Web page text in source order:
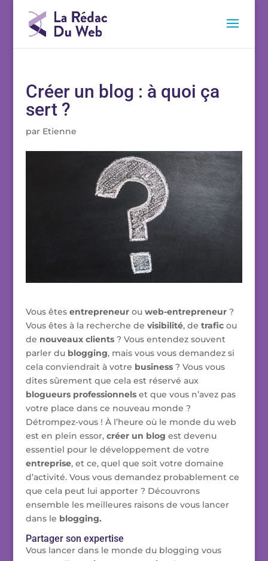
Créer un blog : à quoi ça
sert ?
par Etienne
Vous êtes entrepreneurou web-entrepreneur?
Vous êtes à la recherche de visibilité, de traficou
de nouveaux clients? Vous entendez souvent
parler du blogging, mais vous vous demandez si
cela conviendrait à votre business? Vous vous
dites sûrement que cela est réservé aux
blogueurs professionnelset que vous n’avez pas
votre place dans ce nouveau monde ?
Détrompez-vous ! À l’heure où le monde du web
est en plein essor, créer un blog est devenu
essentiel pour le développement de votre
entreprise, et ce, quel que soit votre domaine
d’activité. Vous vous demandez probablement ce
que cela peut lui apporter ? Découvrons
ensemble les meilleures raisons de vous lancer
dans le blogging.
Partager son expertise
Vous lancer dans le monde du blogging vous